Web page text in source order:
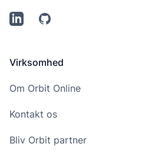
LinkedInGithub
Virksomhed
Om Orbit Online
Kontakt os
Bliv Orbit partner